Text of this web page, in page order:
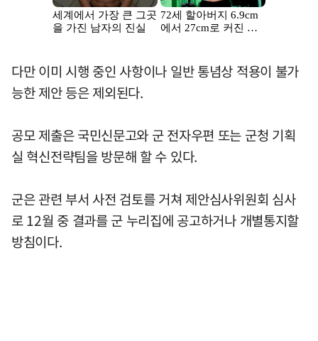
다만 이미 시행 중인 사항이나 일반 통념상 적용이 불가
능한 제안 등은 제외된다.
공모 제출은 국민신문고와 군 전자우편 또는 군청 기획
실 혁신전략팀을 방문해 할 수 있다.
군은 관련 부서 사전 검토를 거쳐 제안심사위원회 심사
로 12월 중 결과를 군 누리집에 공고하거나 개별통지할
방침이다.